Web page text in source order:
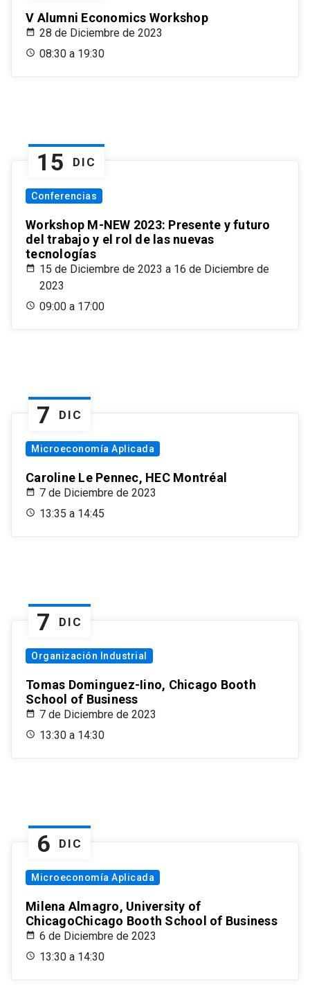
V Alumni Economics Workshop
28 de Diciembre de 2023
08:30 a 19:30
15 DIC
Conferencias
Workshop M-NEW 2023: Presente y futuro
del trabajo y el rol de las nuevas
tecnologías
15 de Diciembre de 2023 a 16 de Diciembre de
2023
09:00 a 17:00
7 DIC
Microeconomía Aplicada
Caroline Le Pennec, HEC Montréal
7 de Diciembre de 2023
13:35 a 14:45
7 DIC
Organización Industrial
Tomas Dominguez-Iino, Chicago Booth
School of Business
7 de Diciembre de 2023
13:30 a 14:30
6 DIC
Microeconomía Aplicada
Milena Almagro, University of
ChicagoChicago Booth School of Business
6 de Diciembre de 2023
13:30 a 14:30